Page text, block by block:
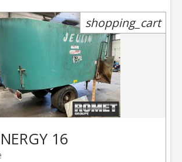
16
shopping_cart